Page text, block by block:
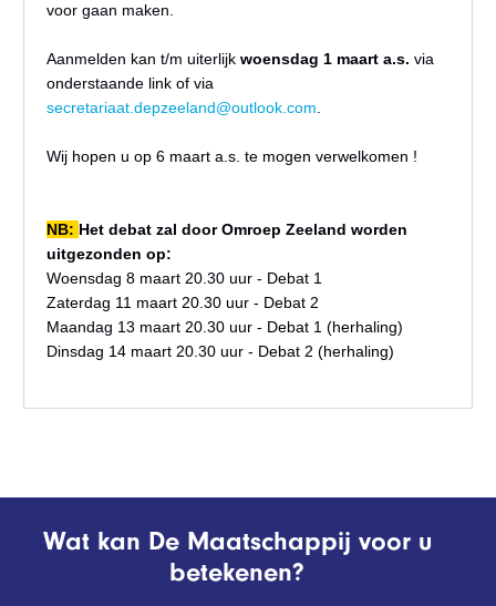
voor gaan maken.
Aanmelden kan t/m uiterlijk woensdag 1 maart a.s. via
onderstaande link of via
secretariaat.depzeeland@outlook.com
Wij hopen u op 6 maart a.s. te mogen verwelkomen !
NB: Het debat zal door Omroep Zeeland worden
uitgezonden op:
Woensdag 8 maart 20.30 uur - Debat 1
Zaterdag 11 maart 20.30 uur - Debat 2
Maandag 13 maart 20.30 uur - Debat 1 (herhaling)
Dinsdag 14 maart 20.30 uur - Debat 2 (herhaling)
Wat kan De Maatschappij voor u
betekenen?